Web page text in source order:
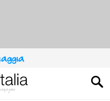
QUESTO
SITO
CONTRIBUISCE
ALL’AUDIENCE
DI